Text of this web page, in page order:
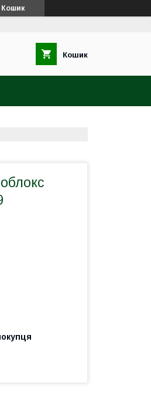
Кошик
Кошик